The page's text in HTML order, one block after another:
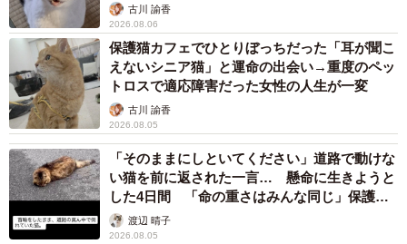
古川 諭香
2026.08.06
保護猫カフェでひとりぼっちだった「耳が聞こ
えないシニア猫」と運命の出会い→重度のペッ
トロスで適応障害だった女性の人生が一変
古川 諭香
2026.08.05
「そのままにしといてください」道路で動けな
い猫を前に返された一言… 懸命に生きようと
した4日間 「命の重さはみんな同じ」保護団
体代表の訴え
渡辺 晴子
2026.08.05